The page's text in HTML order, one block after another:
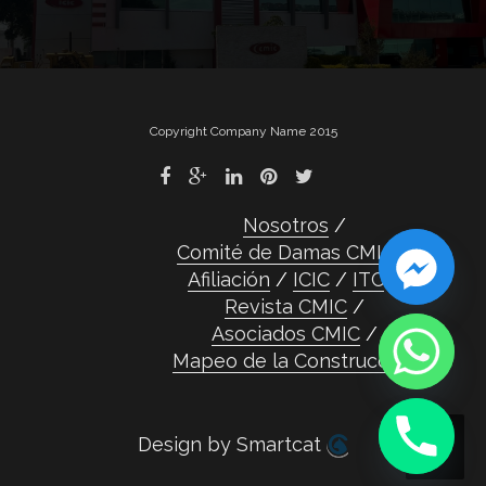
entradas
Copyright Company Name 2015
Nosotros
Comité de Damas CMIC
Afiliación
ICIC
ITC
Revista CMIC
Asociados CMIC
Mapeo de la Construcción
Design by Smartcat